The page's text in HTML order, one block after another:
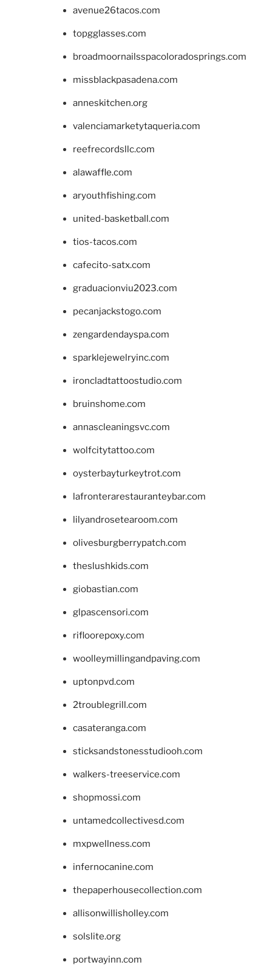
avenue26tacos.com
topgglasses.com
broadmoornailsspacoloradosprings.com
missblackpasadena.com
anneskitchen.org
valenciamarketytaqueria.com
reefrecordsllc.com
alawaffle.com
aryouthfishing.com
united-basketball.com
tios-tacos.com
cafecito-satx.com
graduacionviu2023.com
pecanjackstogo.com
zengardendayspa.com
sparklejewelryinc.com
ironcladtattoostudio.com
bruinshome.com
annascleaningsvc.com
wolfcitytattoo.com
oysterbayturkeytrot.com
lafronterarestauranteybar.com
lilyandrosetearoom.com
olivesburgberrypatch.com
theslushkids.com
giobastian.com
glpascensori.com
rifloorepoxy.com
woolleymillingandpaving.com
uptonpvd.com
2troublegrill.com
casateranga.com
sticksandstonesstudiooh.com
walkers-treeservice.com
shopmossi.com
untamedcollectivesd.com
mxpwellness.com
infernocanine.com
thepaperhousecollection.com
allisonwillisholley.com
solslite.org
portwayinn.com